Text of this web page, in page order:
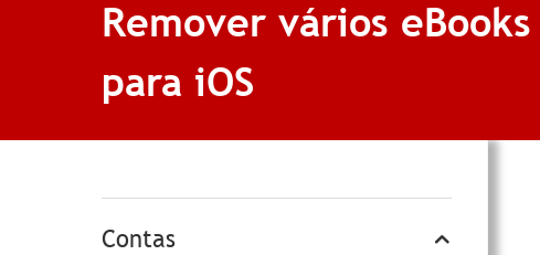
Remover vários
para iOS
Contas